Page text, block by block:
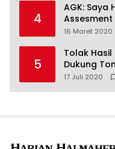
4
AGK: Saya
Assesment
16 Maret 2020
5
Tolak
Dukung
17 Juli 2020